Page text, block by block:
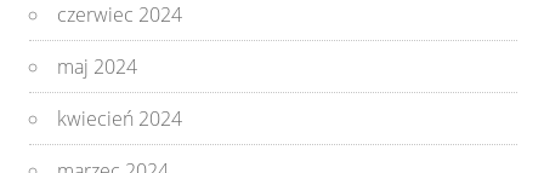
czerwiec 2024
maj 2024
kwiecień 2024